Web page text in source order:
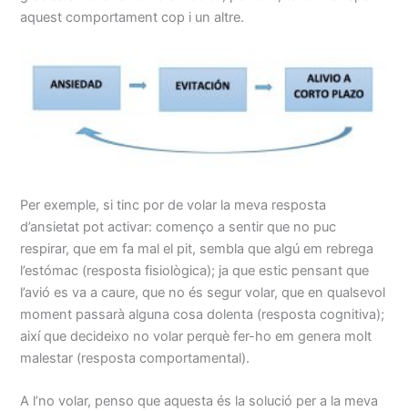
aquest comportament cop i un altre.
Per exemple, si tinc por de volar la meva resposta
d’ansietat pot activar: començo a sentir que no puc
respirar, que em fa mal el pit, sembla que algú em rebrega
l’estómac (resposta fisiològica); ja que estic pensant que
l’avió es va a caure, que no és segur volar, que en qualsevol
moment passarà alguna cosa dolenta (resposta cognitiva);
així que decideixo no volar perquè fer-ho em genera molt
malestar (resposta comportamental).
A l’no volar, penso que aquesta és la solució per a la meva